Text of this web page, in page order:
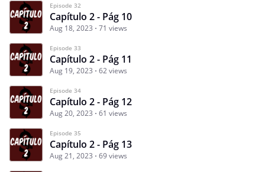
Episode 32
Capítulo 2 - Pág 10
Aug 18, 2023 71 views
Episode 33
Capítulo 2 - Pág 11
Aug 19, 2023 62 views
Episode 34
Capítulo 2 - Pág 12
Aug 20, 2023 61 views
Episode 35
Capítulo 2 - Pág 13
Aug 21, 2023 69 views